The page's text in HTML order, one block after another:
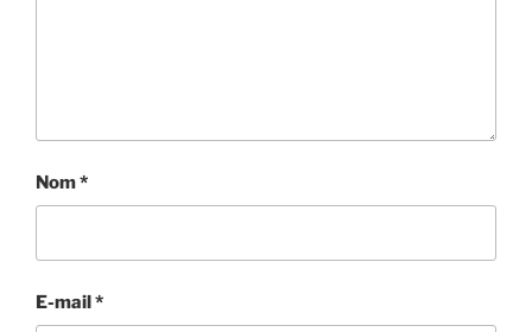
Nom*
E-mail*